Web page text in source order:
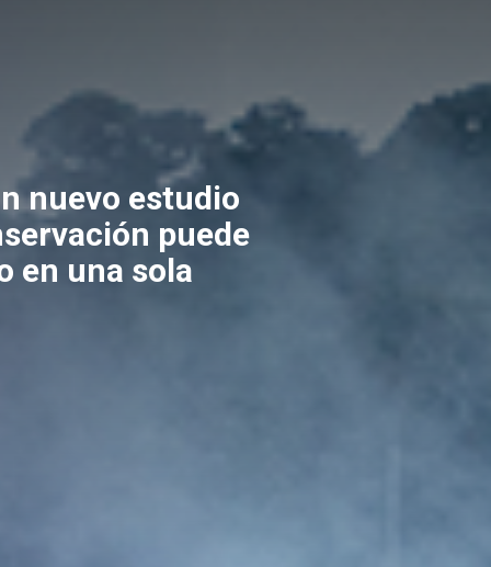
nuevo estudio
puede
en una sola